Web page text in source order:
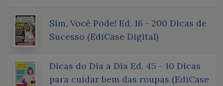
Sim, Você Pode! Ed. 16 - 200 Dicas de
Sucesso (EdiCase Digital)
Dicas do Dia a Dia Ed. 45 - 10 Dicas
para cuidar bem das roupas (EdiCase